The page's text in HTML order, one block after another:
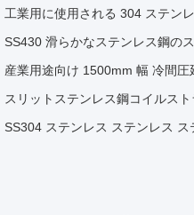
工業用に使用される 304 ステン
SS430 滑らかなステンレス鋼の
産業用途向け 1500mm 幅 冷間
スリットステンレス鋼コイルス
SS304 ステンレス ステンレス